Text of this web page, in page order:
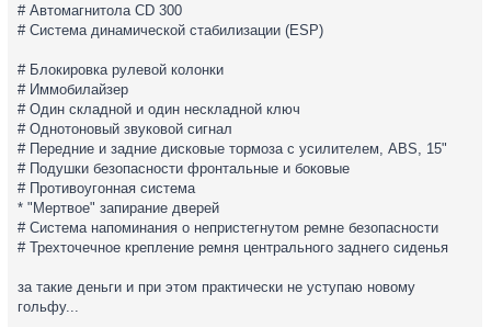
# Автомагнитола CD 300
# Cистема динамической стабилизации (ESP)
# Блокировка рулевой колонки
# Иммобилайзер
# Один складной и один нескладной ключ
# Однотоновый звуковой сигнал
# Передние и задние дисковые тормоза с усилителем, ABS, 15"
# Подушки безопасности фронтальные и боковые
# Противоугонная система
* "Мертвое" запирание дверей
# Система напоминания о непристегнутом ремне безопасности
# Трехточечное крепление ремня центрального заднего сиденья
за такие деньги и при этом практически не уступаю новому
гольфу...